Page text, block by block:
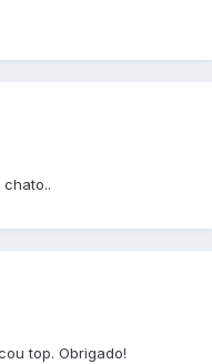
top. Obrigado!